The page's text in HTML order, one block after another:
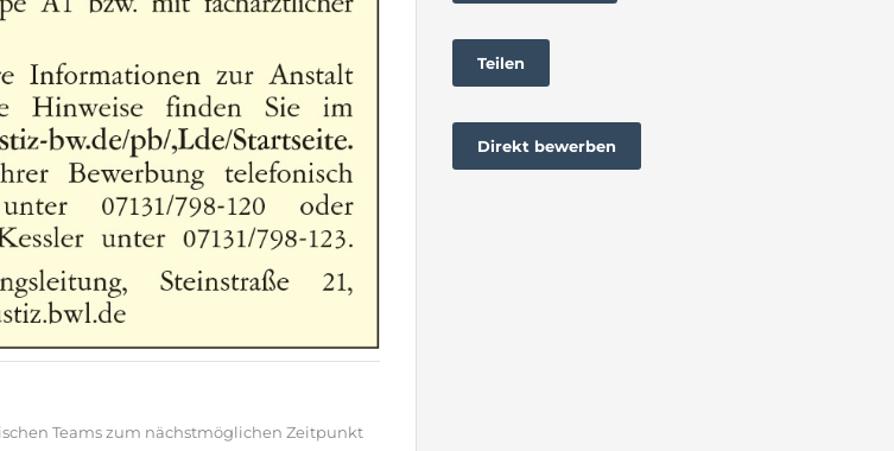
Teams zum nächstmöglichen Zeitpunkt
Teilen
Direkt bewerben